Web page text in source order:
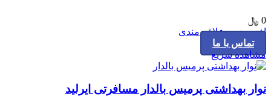
0 ﷼
افزودن به علاقه مندی
تماس با ما
مشاهده سریع
نوار بهداشتی پرمیس بالدار مسافرتی ایرلید